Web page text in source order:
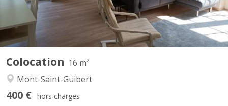
Colocation 16 m²
Mont-Saint-Guibert
400 € hors charges